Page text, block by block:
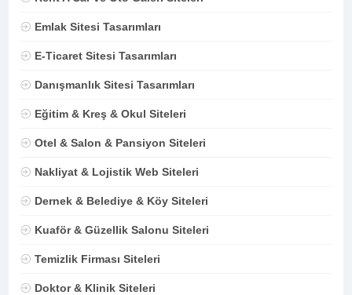
Emlak Sitesi Tasarımları
E-Ticaret Sitesi Tasarımları
Danışmanlık Sitesi Tasarımları
Eğitim & Kreş & Okul Siteleri
Otel & Salon & Pansiyon Siteleri
Nakliyat & Lojistik Web Siteleri
Dernek & Belediye & Köy Siteleri
Kuaför & Güzellik Salonu Siteleri
Temizlik Firması Siteleri
Doktor & Klinik Siteleri